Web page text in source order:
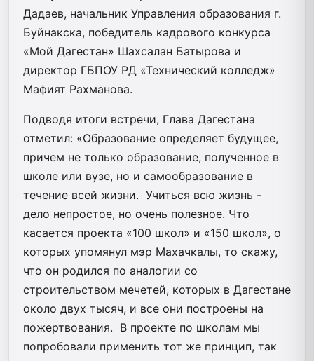
Дадаев, начальник Управления образования г.
Буйнакска, победитель кадрового конкурса
«Мой Дагестан» Шахсалан Батырова и
директор ГБПОУ РД «Технический колледж»
Мафият Рахманова.
Подводя итоги встречи, Глава Дагестана
отметил: «Образование определяет будущее,
причем не только образование, полученное в
школе или вузе, но и самообразование в
течение всей жизни. Учиться всю жизнь -
дело непростое, но очень полезное. Что
касается проекта «100 школ» и «150 школ», о
которых упомянул мэр Махачкалы, то скажу,
что он родился по аналогии со
строительством мечетей, которых в Дагестане
около двух тысяч, и все они построены на
пожертвования. В проекте по школам мы
попробовали применить тот же принцип, так